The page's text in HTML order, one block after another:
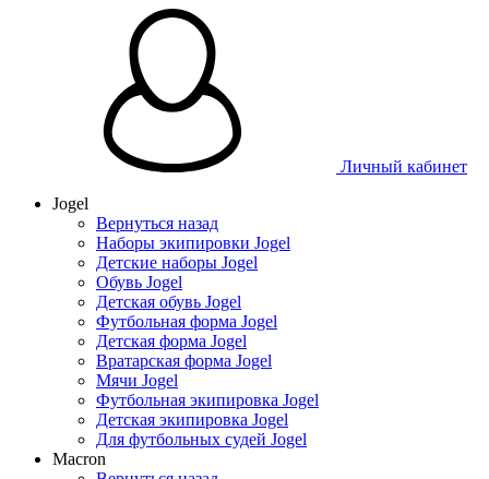
Личный кабинет
Jogel
Вернуться назад
Наборы экипировки Jogel
Детские наборы Jogel
Обувь Jogel
Детская обувь Jogel
Футбольная форма Jogel
Детская форма Jogel
Вратарская форма Jogel
Мячи Jogel
Футбольная экипировка Jogel
Детская экипировка Jogel
Для футбольных судей Jogel
Macron